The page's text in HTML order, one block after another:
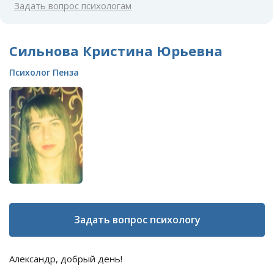
Задать вопрос психологам
Сильнова Кристина Юрьевна
Психолог Пенза
Задать вопрос психологу
Александр, добрый день!